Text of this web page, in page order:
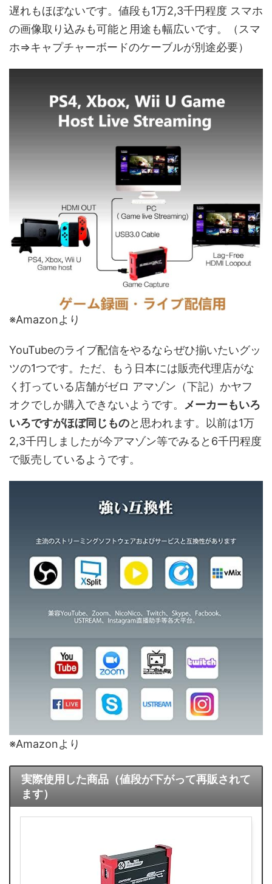
遅れもほぼないです。値段も1万2,3千円程度 スマホ
の画像取り込みも可能と用途も幅広いです。（スマ
ホ⇒キャプチャーボードのケーブルが別途必要）
※Amazonより
YouTubeのライブ配信をやるならぜひ揃いたいグッ
ツの1つです。ただ、もう日本には販売代理店がな
く打っている店舗がゼロ アマゾン（下記）かヤフ
オクでしか購入できないようです。
メーカーもいろ
いろですがほぼ同じものと思われます。以前は1万
2,3千円しましたが今アマゾン等でみると6千円程度
で販売しているようです。
※Amazonより
実際使用した商品（値段が下がって再販されて
ます）